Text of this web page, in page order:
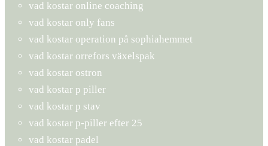
vad kostar online coaching
vad kostar only fans
vad kostar operation på sophiahemmet
vad kostar orrefors växelspak
vad kostar ostron
vad kostar p piller
vad kostar p stav
vad kostar p-piller efter 25
vad kostar padel